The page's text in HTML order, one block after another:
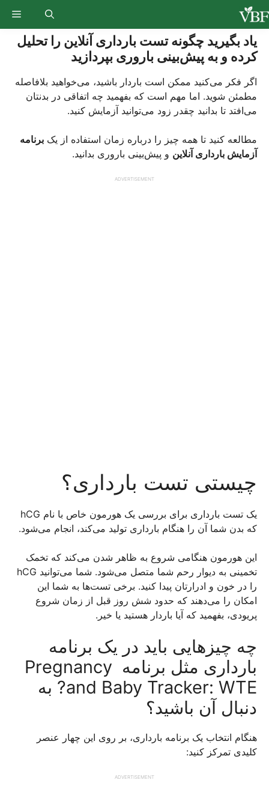
Skip
to
content
یاد بگیرید چگونه تست بارداری آنلاین را تحلیل
کرده و به پیش‌بینی باروری بپردازید
اگر فکر می‌کنید ممکن است باردار باشید، می‌خواهید بلافاصله
مطمئن شوید. اما مهم است که بفهمید چه اتفاقی در بدنتان
می‌افتد تا بدانید چقدر زود می‌توانید آزمایش کنید.
مطالعه کنید تا همه چیز را درباره زمان استفاده از یک برنامه
آزمایش بارداری آنلاین و پیش‌بینی باروری بدانید.
ADVERTISEMENT
چیستی تست بارداری؟
یک تست بارداری برای بررسی یک هورمون خاص با نام hCG
که بدن شما آن را هنگام بارداری تولید می‌کند، انجام می‌شود.
این هورمون هنگامی شروع به ظاهر شدن می‌کند که تخمک
تخمینی به دیوار رحم شما متصل می‌شود. شما می‌توانید hCG
را در خون و ادرارتان پیدا کنید. برخی تست‌ها به شما این
امکان را می‌دهند که حدود شش روز قبل از زمان شروع
پریودی، بفهمید که آیا باردار هستید یا خیر.
چه چیزهایی باید در یک برنامه
بارداری مثل برنامه Pregnancy
and Baby Tracker: WTE? به
دنبال آن باشید؟
هنگام انتخاب یک برنامه بارداری، بر روی این چهار عنصر
کلیدی تمرکز کنید:
ADVERTISEMENT